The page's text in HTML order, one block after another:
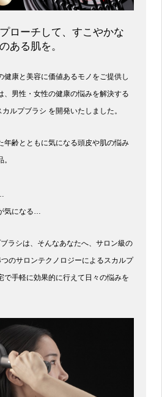
ローチして、すこやかな
ある肌を。
健康と美容に価値あるモノをご提供し
、男性・女性の健康の悩みを解決する
ルプブラシ を開発いたしました。
年齢とともに気になる頭皮や肌の悩み
気になる…
ラシは、そんなあなたへ、サロン級の
のサロンテクノロジーによるスカルプ
で手軽に効果的に行えて日々の悩みを